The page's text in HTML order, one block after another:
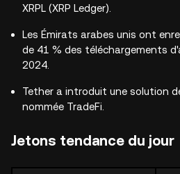
XRPL (XRP Ledger).
Les Émirats arabes unis ont
de 41 % des téléchargements
2024.
Tether a introduit une solution
nommée TradeFi.
Jetons tendance du jour